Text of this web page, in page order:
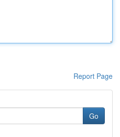
Report Page
Go